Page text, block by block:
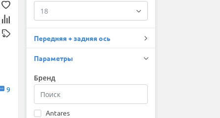
9
Передняя + задняя ось
Параметры
Бренд
Antares